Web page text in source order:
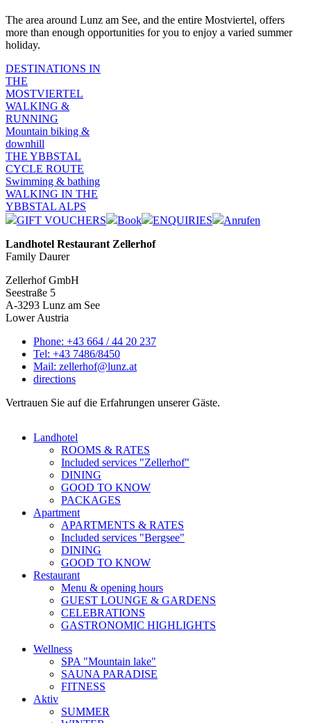
The area around Lunz am See, and the entire Mostviertel, offers
more than enough opportunities for you to enjoy a varied summer
holiday.
DESTINATIONS IN
THE
MOSTVIERTEL
WALKING &
RUNNING
Mountain biking &
downhill
THE YBBSTAL
CYCLE ROUTE
Swimming & bathing
WALKING IN THE
YBBSTAL ALPS
GIFT VOUCHERS
Book ENQUIRIES
Anrufen
Landhotel Restaurant Zellerhof
Family Daurer
Zellerhof GmbH
Seestraße 5
A-3293 Lunz am See
Lower Austria
Phone: +43 664 / 44 20 237
Tel: +43 7486/8450
Mail: zellerhof@lunz.at
directions
Vertrauen Sie auf die Erfahrungen unserer Gäste.
Landhotel
ROOMS & RATES
Included services "Zellerhof"
DINING
GOOD TO KNOW
PACKAGES
Apartment
APARTMENTS & RATES
Included services "Bergsee"
DINING
GOOD TO KNOW
Restaurant
Menu & opening hours
GUEST LOUNGE & GARDENS
CELEBRATIONS
GASTRONOMIC HIGHLIGHTS
Wellness
SPA "Mountain lake"
SAUNA PARADISE
FITNESS
Aktiv
SUMMER